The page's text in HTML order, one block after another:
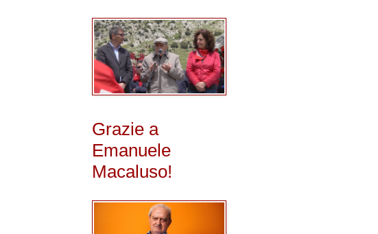
Grazie a
Emanuele
Macaluso!